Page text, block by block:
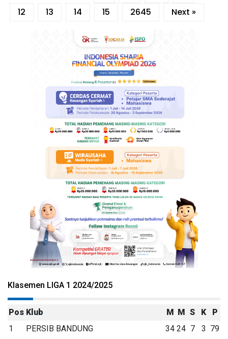
12
13 14 15
2645
Next »
Klasemen LIGA 1 2024/2025
Pos Klub M M S K
P
1
PERSIB BANDUNG 34 24 7 3 79